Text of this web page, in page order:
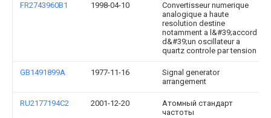
FR2743960B1 1998-04-10
Convertisseur numerique
analogique a haute
resolution destine
notamment a l&#39;accord
d&#39;un oscillateur a
quartz controle par tension
GB1491899A 1977-11-16
Signal generator
arrangement
RU2177194C2 2001-12-20
Атомный стандарт
частоты